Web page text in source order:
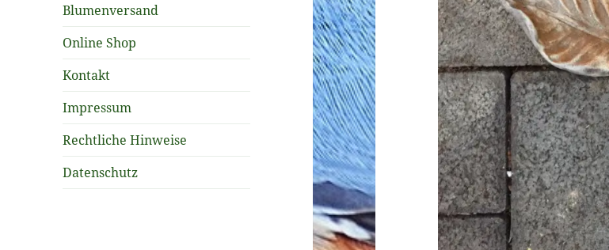
Blumenversand
Online Shop
Kontakt
Impressum
Rechtliche Hinweise
Datenschutz